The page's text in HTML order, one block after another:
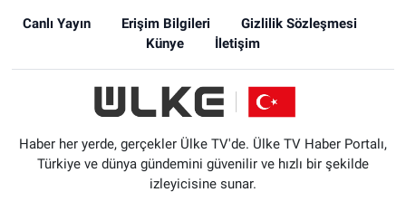
Canlı Yayın Erişim Bilgileri
Gizlilik Sözleşmesi
Künye
İletişim
Haber her yerde, gerçekler Ülke TV'de. Ülke TV Haber Portalı,
Türkiye ve dünya gündemini güvenilir ve hızlı bir şekilde
izleyicisine sunar.